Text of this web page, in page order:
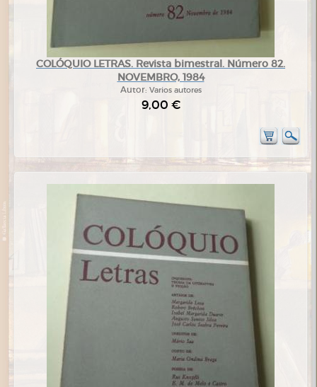
COLÓQUIO LETRAS. Revista bimestral. Número 82.
NOVEMBRO, 1984
Autor: Varios autores
9,00 €